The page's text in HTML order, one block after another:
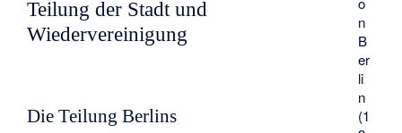
n
B
er
li
n
(1
Teilung der Stadt und
Wiedervereinigung
Die Teilung Berlins